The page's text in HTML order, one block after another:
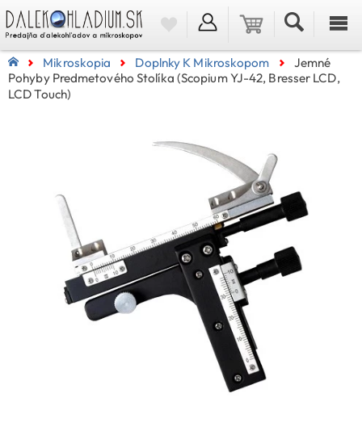
Mikroskopia Doplnky K Mikroskopom
Jemné
Pohyby Predmetového Stolíka (Scopium YJ-42, Bresser LCD,
LCD Touch)